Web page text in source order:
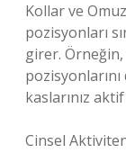
Kollar ve
pozisyonları
girer.
kaslarınız
Cinsel